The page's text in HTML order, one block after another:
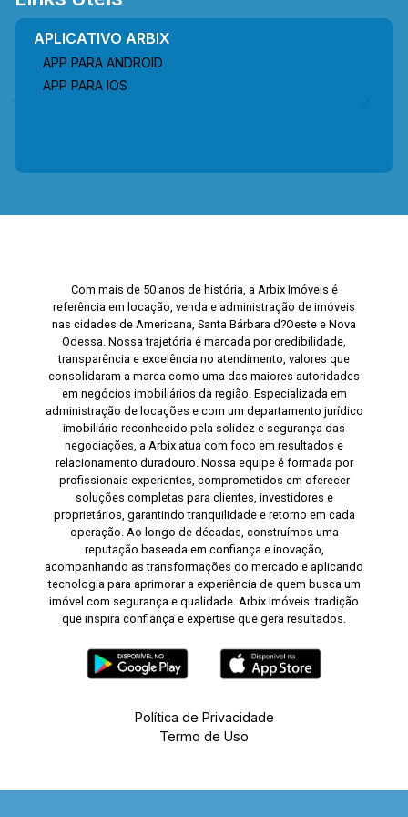
APLICATIVO ARBIX
APP PARA ANDROID
APP PARA IOS
Com mais de 50 anos de história, a Arbix Imóveis é
referência em locação, venda e administração de imóveis
nas cidades de Americana, Santa Bárbara d?Oeste e Nova
Odessa. Nossa trajetória é marcada por credibilidade,
transparência e excelência no atendimento, valores que
consolidaram a marca como uma das maiores autoridades
em negócios imobiliários da região. Especializada em
administração de locações e com um departamento jurídico
imobiliário reconhecido pela solidez e segurança das
negociações, a Arbix atua com foco em resultados e
relacionamento duradouro. Nossa equipe é formada por
profissionais experientes, comprometidos em oferecer
soluções completas para clientes, investidores e
proprietários, garantindo tranquilidade e retorno em cada
operação. Ao longo de décadas, construímos uma
reputação baseada em confiança e inovação,
acompanhando as transformações do mercado e aplicando
tecnologia para aprimorar a experiência de quem busca um
imóvel com segurança e qualidade. Arbix Imóveis: tradição
que inspira confiança e expertise que gera resultados.
Política de Privacidade
Termo de Uso